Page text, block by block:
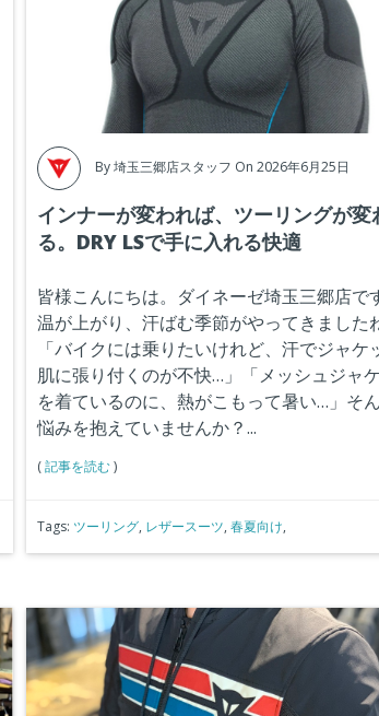
By埼玉三郷店スタッフ On 2026年6月25日
インナーが変われば、ツーリングが変
る。DRY LSで手に入れる快適
皆様こんにちは。ダイネーゼ埼玉三郷店で
温が上がり、汗ばむ季節がやってきました
「バイクには乗りたいけれど、汗でジャケ
肌に張り付くのが不快…」「メッシュジャ
を着ているのに、熱がこもって暑い…」そ
悩みを抱えていませんか？...
(記事を読む)
Tags: ツーリング, レザースーツ, 春夏向け,